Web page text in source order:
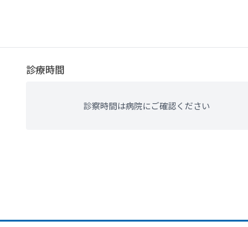
診療時間
診察時間は病院にご確認ください